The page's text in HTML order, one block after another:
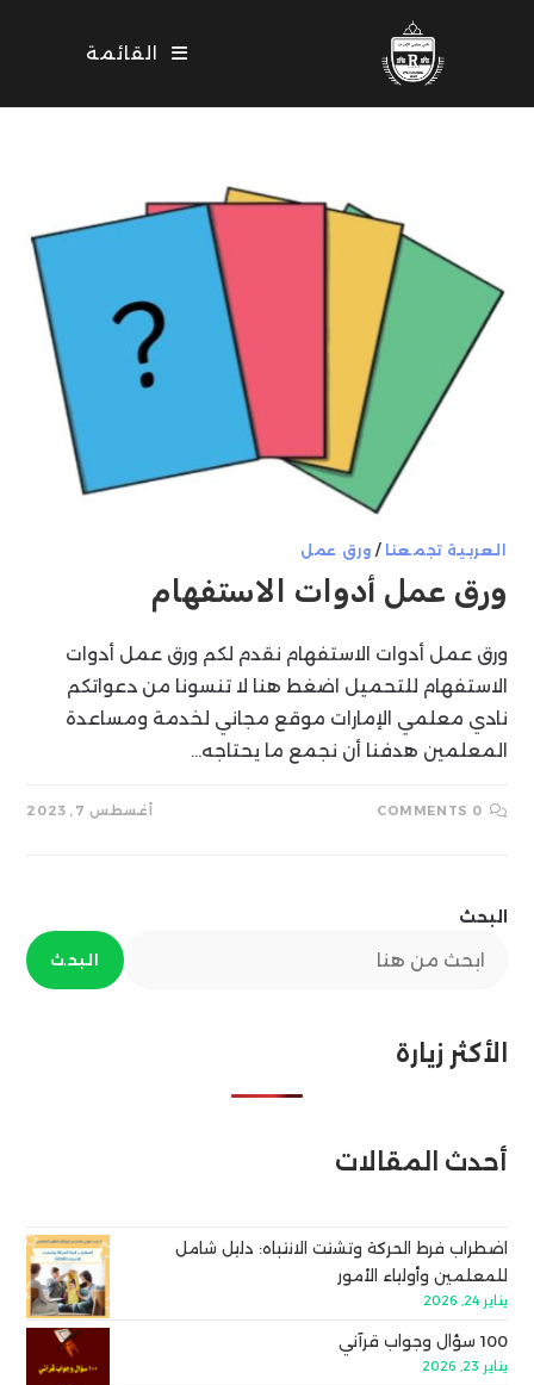
القائمة
العربية تجمعنا / ورق عمل
ورق عمل أدوات الاستفهام
ورق عمل أدوات الاستفهام نقدم لكم ورق عمل أدوات
الاستفهام للتحميل اضغط هنا لا تنسونا من دعواتكم
نادي معلمي الإمارات موقع مجاني لخدمة ومساعدة
المعلمين هدفنا أن نجمع ما يحتاجه…
0 COMMENTS أغسطس 7, 2023
البحث
البحث
الأكثر زيارة
أحدث المقالات
اضطراب فرط الحركة وتشتت الانتباه: دليل شامل
للمعلمين وأولياء الأمور
يناير 24, 2026
100 سؤال وجواب قرآني
يناير 23, 2026